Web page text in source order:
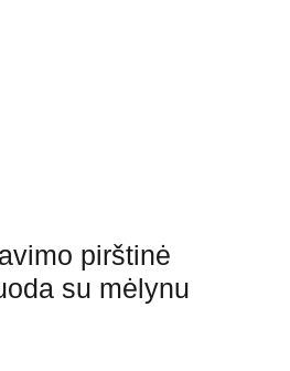
pirštinė
su mėlynu